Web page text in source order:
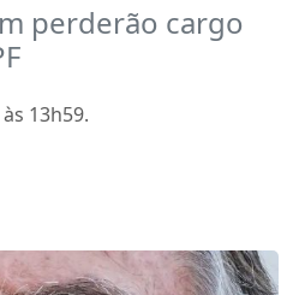
perderão cargo
13h59.